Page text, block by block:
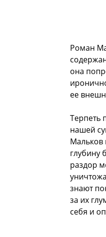
Роман
она
ее
Терпеть
нашей
Мальков
глубину
раздор
знают
за их
себя и